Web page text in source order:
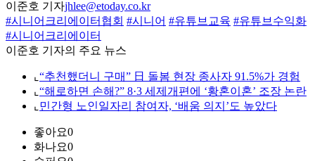
이준호 기자jhlee@etoday.co.kr
#시니어크리에이터협회 #시니어 #유튜브교육 #유튜브수익화
#시니어크리에이터
이준호 기자의 주요 뉴스
⌞ “추천했더니 구매” 日 돌봄 현장 종사자 91.5%가 경험
⌞ “해로하면 손해?” 8·3 세제개편에 ‘황혼이혼’ 조장 논란
⌞ 민간형 노인일자리 참여자, ‘배움 의지’도 높았다
좋아요0
화나요0